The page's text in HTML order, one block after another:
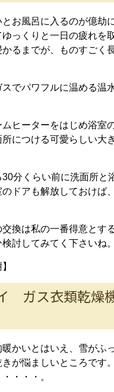
とお風呂に入るのが億劫
っくりと一日の疲れを
るまでが、ものすごく
でパワフルに温める温
ヒーターをはじめ浴室
につける可愛らしい大
分くらい前に洗面所と
ドアも解放しておけば
交換は私の一番得意とす
討してみてく下さいね。
ガス衣類乾燥
かいとはいえ、雪がふ
が悩ましいところです
・・・。